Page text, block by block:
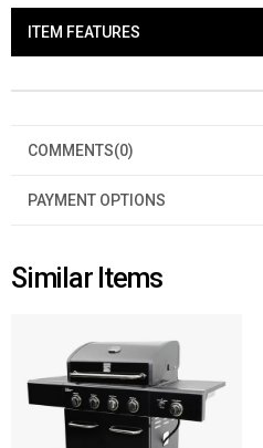
ITEM FEATURES
COMMENTS(0)
PAYMENT OPTIONS
Similar Items